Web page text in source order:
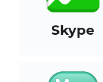
Skype